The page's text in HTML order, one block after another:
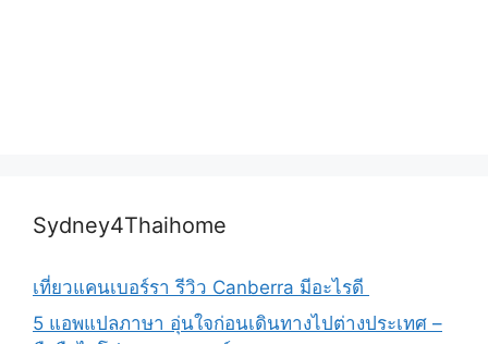
Sydney4Thaihome
เที่ยวแคนเบอร์รา รีวิว Canberra มีอะไรดี
5 แอพแปลภาษา อุ่นใจก่อนเดินทางไปต่างประเทศ –